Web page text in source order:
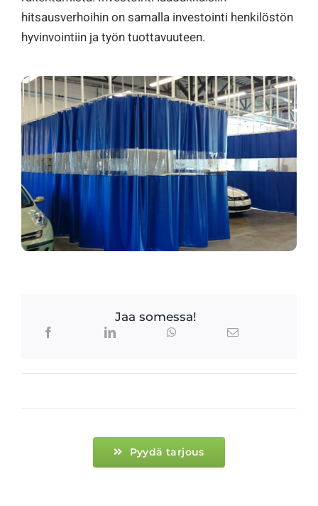
hitsausverhoihin on samalla investointi henkilöstön
hyvinvointiin ja työn tuottavuuteen.
Jaa somessa!
Pyydä tarjous